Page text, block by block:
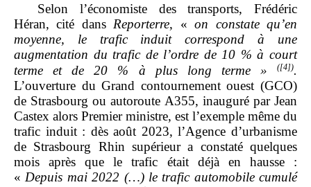
Selon l’économiste des transports, Frédéric
Héran, cité dans Reporterre, «on constate qu’en
moyenne, le trafic induit correspond à une
augmentation du trafic de l’ordre de 10 % à court
terme et de 20
% à plus long terme » ([4]).
L’ouverture du Grand contournement ouest (GCO)
de Strasbourg ou autoroute A355, inauguré par Jean
Castex alors Premier ministre, est l’exemple même du
trafic induit : dès août 2023, l’Agence d’urbanisme
de Strasbourg Rhin supérieur a constaté quelques
mois après que le trafic était déjà en hausse :
« Depuis mai 2022 (…) le trafic automobile cumulé